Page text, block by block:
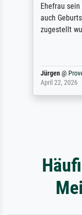
Ehefrau
auch
zugestellt
Jürgen@
April 22, 2026